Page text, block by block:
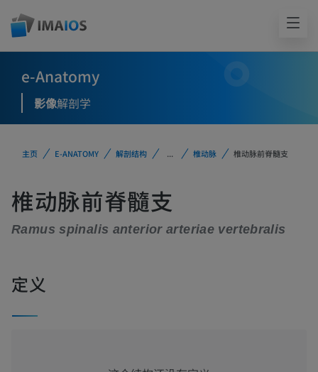
e-Anatomy
影像解剖学
主页 E-ANATOMY 解剖结构 ... 椎动脉 椎动脉前脊髓支
椎动脉前脊髓支
Ramus spinalis anterior arteriae vertebralis
定义